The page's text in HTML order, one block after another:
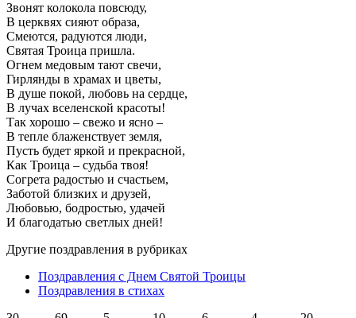
Звонят колокола повсюду,
В церквях сияют образа,
Смеются, радуются люди,
Святая Троица пришла.
Огнем медовым тают свечи,
Гирлянды в храмах и цветы,
В душе покой, любовь на сердце,
В лучах вселенской красоты!
Так хорошо – свежо и ясно –
В тепле блаженствует земля,
Пусть будет яркой и прекрасной,
Как Троица – судьба твоя!
Согрета радостью и счастьем,
Заботой близких и друзей,
Любовью, бодростью, удачей
И благодатью светлых дней!
Другие поздравления в рубриках
Поздравления с Днем Святой Троицы
Поздравления в стихах